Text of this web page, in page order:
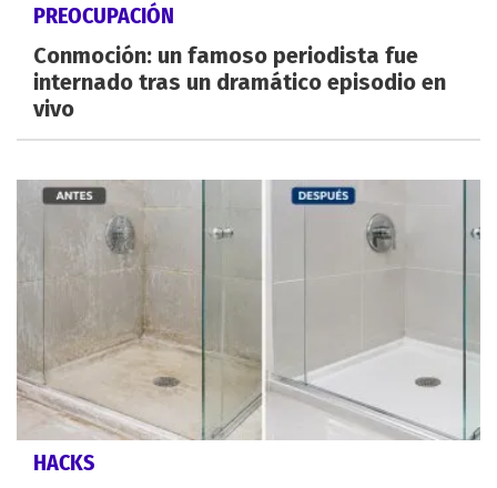
PREOCUPACIÓN
Conmoción: un famoso periodista fue
internado tras un dramático episodio en
vivo
HACKS